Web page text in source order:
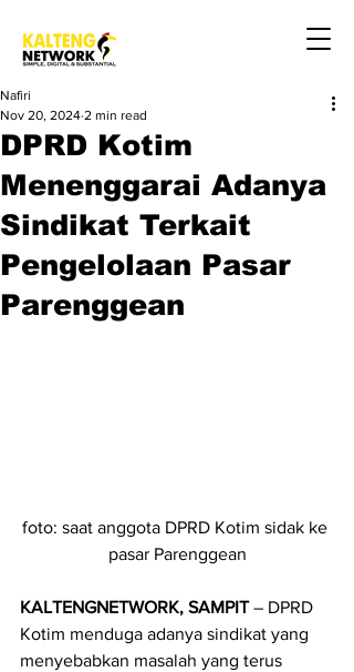
DPRD Kotim
Menenggarai Adanya
Sindikat Terkait
Pengelolaan Pasar
Parenggean
Nafiri
Nov 20, 2024 2 min read
foto: saat anggota DPRD Kotim sidak ke
pasar Parenggean
KALTENGNETWORK, SAMPIT – DPRD
Kotim menduga adanya sindikat yang
menyebabkan masalah yang terus